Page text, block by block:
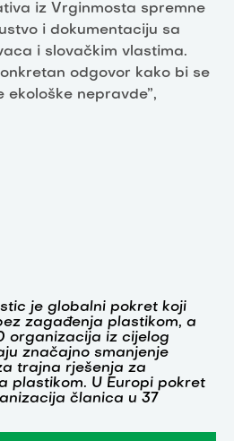
iz Vrginmosta spremne
i dokumentaciju sa
i slovačkim vlastima.
odgovor kako bi se
ekološke nepravde”,
je globalni pokret koji
zagađenja plastikom, a
organizacija iz cijelog
značajno smanjenje
trajna rješenja za
plastikom. U Europi pokret
članica u 37